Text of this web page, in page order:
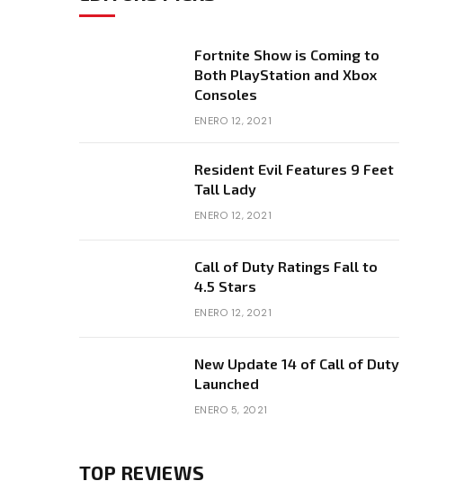
Fortnite Show is Coming to
Both PlayStation and Xbox
Consoles
ENERO 12, 2021
Resident Evil Features 9 Feet
Tall Lady
ENERO 12, 2021
Call of Duty Ratings Fall to
4.5 Stars
ENERO 12, 2021
New Update 14 of Call of Duty
Launched
ENERO 5, 2021
TOP REVIEWS